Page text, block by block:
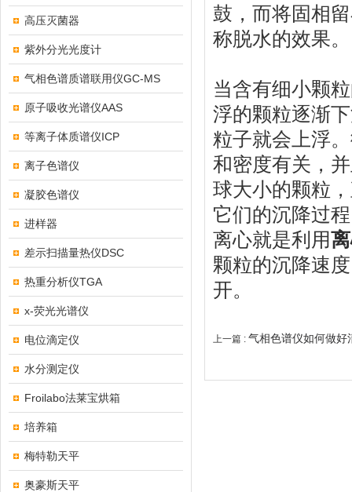
高压灭菌器
紫外分光光度计
气相色谱质谱联用仪GC-MS
原子吸收光谱仪AAS
等离子体质谱仪ICP
离子色谱仪
凝胶色谱仪
进样器
差示扫描量热仪DSC
热重分析仪TGA
x-荧光光谱仪
电位滴定仪
水分测定仪
Froilabo法莱宝烘箱
培养箱
梅特勒天平
奥豪斯天平
鼓，而将固相
称脱水的效果。
当含有细小颗
浮的颗粒逐渐
粒子就会上浮
和密度有关，
球大小的颗粒
它们的沉降过
离心就是利用
颗粒的沉降速
开。
上一篇 : 气相色谱仪如何做好